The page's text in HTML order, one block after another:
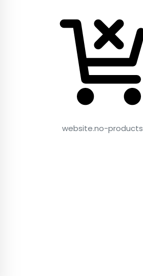
website.no-products